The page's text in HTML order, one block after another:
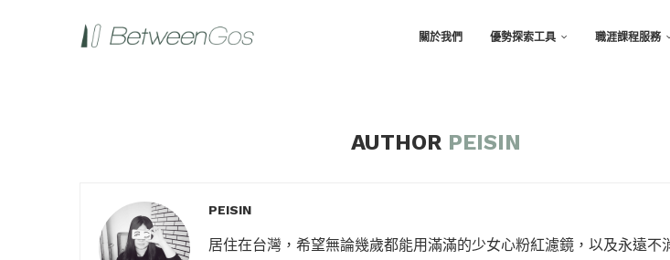
關於我們 優勢探索工具 職涯課程服務
AUTHOR PEISIN
PEISIN
居住在台灣，希望無論幾歲都能用滿滿的少女心粉紅濾鏡，以及永遠不